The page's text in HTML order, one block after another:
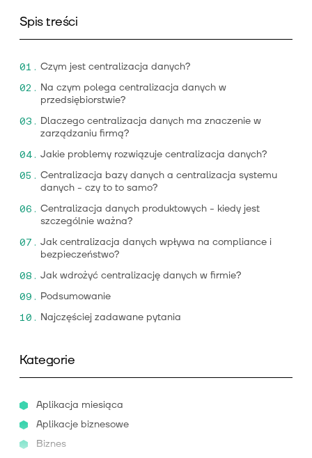
Spis treści
Czym jest centralizacja danych?
Na czym polega centralizacja danych w
przedsiębiorstwie?
Dlaczego centralizacja danych ma znaczenie w
zarządzaniu firmą?
Jakie problemy rozwiązuje centralizacja danych?
Centralizacja bazy danych a centralizacja systemu
danych - czy to to samo?
Centralizacja danych produktowych - kiedy jest
szczególnie ważna?
Jak centralizacja danych wpływa na compliance i
bezpieczeństwo?
Jak wdrożyć centralizację danych w firmie?
Podsumowanie
Najczęściej zadawane pytania
Kategorie
Aplikacja miesiąca
Aplikacje biznesowe
Biznes